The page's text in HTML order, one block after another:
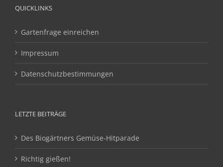
QUICKLINKS
Gartenfrage einreichen
Impressum
Datenschutzbestimmungen
LETZTE BEITRÄGE
Des Biogärtners Gemüse-Hitparade
Richtig gießen!